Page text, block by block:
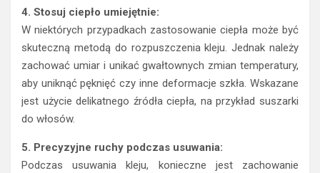
4. Stosuj ciepło umiejętnie:
W niektórych przypadkach zastosowanie ciepła może być
skuteczną metodą do rozpuszczenia kleju. Jednak należy
zachować umiar i unikać gwałtownych zmian temperatury,
aby uniknąć pęknięć czy inne deformacje szkła. Wskazane
jest użycie delikatnego źródła ciepła, na przykład suszarki
do włosów.
5. Precyzyjne ruchy podczas usuwania:
Podczas usuwania kleju, konieczne jest zachowanie